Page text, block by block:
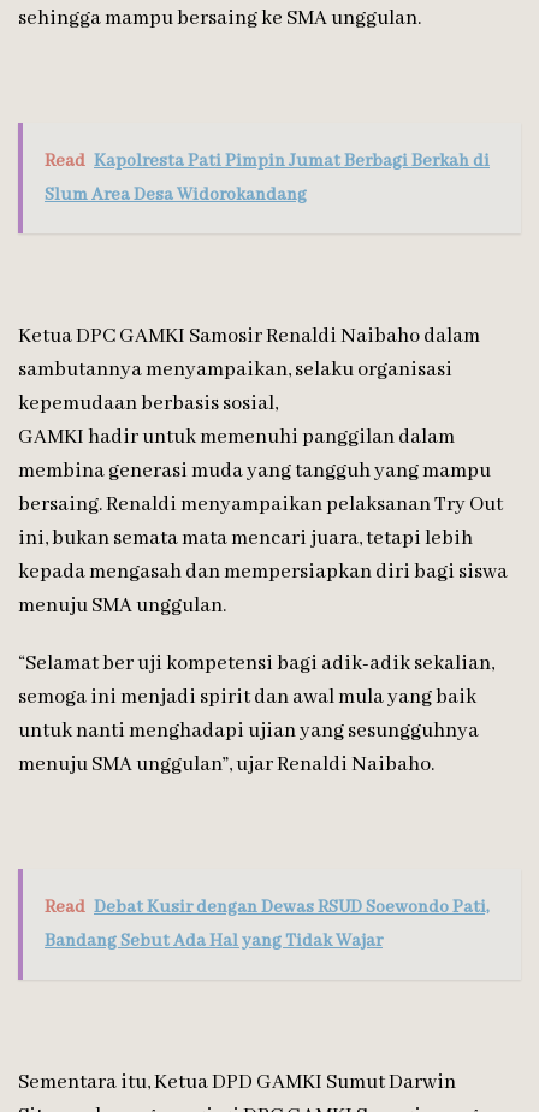
sehingga mampu bersaing ke SMA unggulan.
Read Kapolresta Pati Pimpin Jumat Berbagi Berkah di
Slum Area Desa Widorokandang
Ketua DPC GAMKI Samosir Renaldi Naibaho dalam
sambutannya menyampaikan, selaku organisasi
kepemudaan berbasis sosial,
GAMKI hadir untuk memenuhi panggilan dalam
membina generasi muda yang tangguh yang mampu
bersaing. Renaldi menyampaikan pelaksanan Try Out
ini, bukan semata mata mencari juara, tetapi lebih
kepada mengasah dan mempersiapkan diri bagi siswa
menuju SMA unggulan.
“Selamat ber uji kompetensi bagi adik-adik sekalian,
semoga ini menjadi spirit dan awal mula yang baik
untuk nanti menghadapi ujian yang sesungguhnya
menuju SMA unggulan”, ujar Renaldi Naibaho.
Read Debat Kusir dengan Dewas RSUD Soewondo Pati,
Bandang Sebut Ada Hal yang Tidak Wajar
Sementara itu, Ketua DPD GAMKI Sumut Darwin